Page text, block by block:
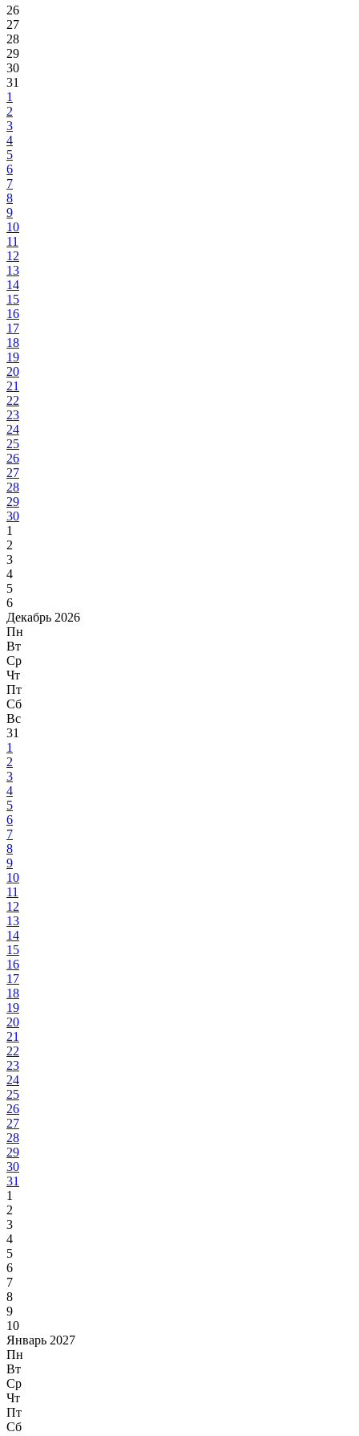
26
27
28
29
30
31
1
2
3
4
5
6
7
8
9
10
11
12
13
14
15
16
17
18
19
20
21
22
23
24
25
26
27
28
29
30
1
2
3
4
5
6
Декабрь 2026
Пн
Вт
Ср
Чт
Пт
Сб
Вс
31
1
2
3
4
5
6
7
8
9
10
11
12
13
14
15
16
17
18
19
20
21
22
23
24
25
26
27
28
29
30
31
1
2
3
4
5
6
7
8
9
10
Январь 2027
Пн
Вт
Ср
Чт
Пт
Сб